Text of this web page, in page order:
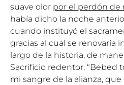
suave olor por el perdón de
había dicho la noche
cuando instituyó el
gracias al cual se renovaría
largo de la historia, de
Sacrificio redentor: “Bebed
mi sangre de la alianza,